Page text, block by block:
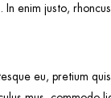
enim justo,
eu, pretium